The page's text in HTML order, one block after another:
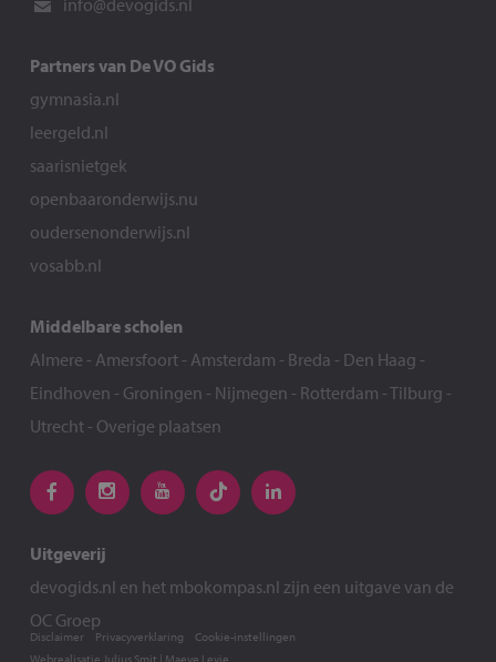
info@devogids.nl
Partners van De VO Gids
gymnasia.nl
leergeld.nl
saarisnietgek
openbaaronderwijs.nu
oudersenonderwijs.nl
vosabb.nl
Middelbare scholen
Almere - Amersfoort- Amsterdam - Breda - Den Haag -
Eindhoven - Groningen - Nijmegen - Rotterdam -Tilburg -
Utrecht- Overige plaatsen
Uitgeverij
devogids.nl en het mbokompas.nl zijn een uitgave van de
OC Groep
Webrealisatie Julius Smit | Maeve Levie
Disclaimer Privacyverklaring Cookie-instellingen